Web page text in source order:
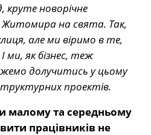
круте новорічне
на свята. Так,
але ми віримо в те,
ми, як бізнес, теж
долучитись у цьому
проектів.
малому та середньому
працівників не